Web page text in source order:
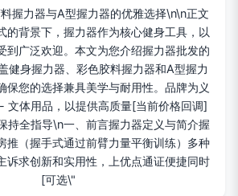
握力器与A型握力器的优雅选择\n\n正文
的背景下，握力器作为核心健身工具，以
到广泛欢迎。本文为您介绍握力器批发的
健身握力器、彩色胶料握力器和A型握力
保您的选择兼具美学与耐用性。品牌为义
文体用品，以提供高质量[当前价格回调]
持全指导\n一、前言握力器定义与简介握
推（握手式通过前臂力量平衡训练）多种
诉求创新和实用性，上优点通证便捷同时
[可选\"